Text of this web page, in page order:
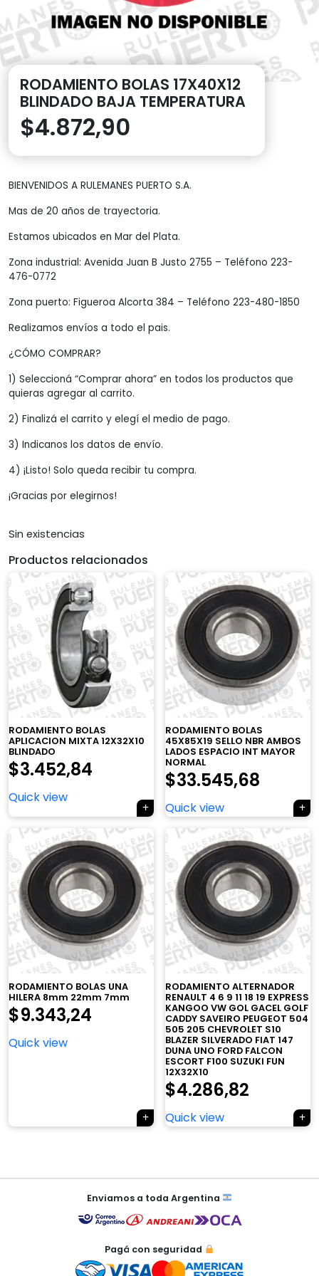
RODAMIENTO BOLAS 17X40X12
BLINDADO BAJA TEMPERATURA
$4.872,90
BIENVENIDOS A RULEMANES PUERTO S.A.
Mas de 20 años de trayectoria.
Estamos ubicados en Mar del Plata.
Zona industrial: Avenida Juan B Justo 2755 – Teléfono 223-
476-0772
Zona puerto: Figueroa Alcorta 384 – Teléfono 223-480-1850
Realizamos envíos a todo el pais.
¿CÓMO COMPRAR?
1) Seleccioná “Comprar ahora” en todos los productos que
quieras agregar al carrito.
2) Finalizá el carrito y elegí el medio de pago.
3) Indicanos los datos de envío.
4) ¡Listo! Solo queda recibir tu compra.
¡Gracias por elegirnos!
Sin existencias
Productos relacionados
RODAMIENTO BOLAS
APLICACION MIXTA 12X32X10
BLINDADO
$3.452,84
Quick view
RODAMIENTO BOLAS
45X85X19 SELLO NBR AMBOS
LADOS ESPACIO INT MAYOR
NORMAL
$33.545,68
Quick view
RODAMIENTO BOLAS UNA
HILERA 8mm 22mm 7mm
$9.343,24
Quick view
RODAMIENTO ALTERNADOR
RENAULT 4 6 9 11 18 19 EXPRESS
KANGOO VW GOL GACEL GOLF
CADDY SAVEIRO PEUGEOT 504
505 205 CHEVROLET S10
BLAZER SILVERADO FIAT 147
DUNA UNO FORD FALCON
ESCORT F100 SUZUKI FUN
12X32X10
$4.286,82
Quick view
entradas
Enviamos a toda Argentina
Pagá con seguridad
×
Tu carrito está vacío.